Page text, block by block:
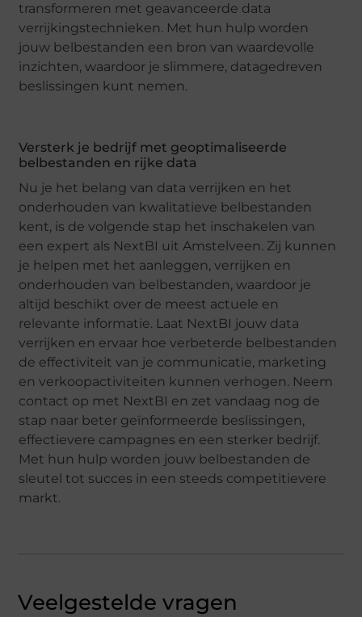
transformeren met geavanceerde data
verrijkingstechnieken. Met hun hulp worden
jouw belbestanden een bron van waardevolle
inzichten, waardoor je slimmere, datagedreven
beslissingen kunt nemen.
Versterk je bedrijf met geoptimaliseerde
belbestanden en rijke data
Nu je het belang van data verrijken en het
onderhouden van kwalitatieve belbestanden
kent, is de volgende stap het inschakelen van
een expert als NextBI uit Amstelveen. Zij kunnen
je helpen met het aanleggen, verrijken en
onderhouden van belbestanden, waardoor je
altijd beschikt over de meest actuele en
relevante informatie. Laat NextBI jouw data
verrijken en ervaar hoe verbeterde belbestanden
de effectiviteit van je communicatie, marketing
en verkoopactiviteiten kunnen verhogen. Neem
contact op met NextBI en zet vandaag nog de
stap naar beter geïnformeerde beslissingen,
effectievere campagnes en een sterker bedrijf.
Met hun hulp worden jouw belbestanden de
sleutel tot succes in een steeds competitievere
markt.
Veelgestelde vragen